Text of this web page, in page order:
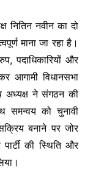
नितिन नवीन का दो
माना जा रहा है।
पदाधिकारियों और
विधानसभा
अध्यक्ष ने संगठन की
समन्वय को चुनावी
बनाने पर जोर
की स्थिति और